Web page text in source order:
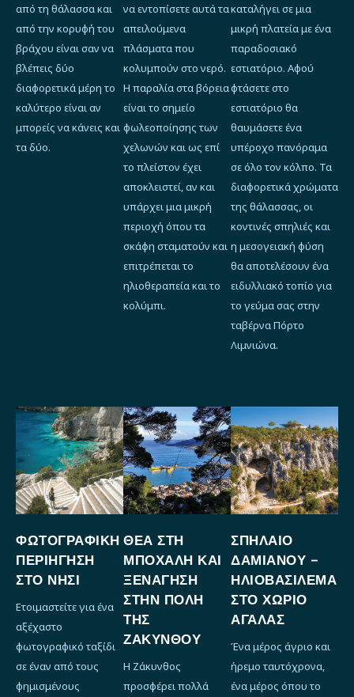
από τη θάλασσα και
από την κορυφή του
βράχου είναι σαν να
βλέπεις δύο
διαφορετικά μέρη το
καλύτερο είναι αν
μπορείς να κάνεις και
τα δύο.
να εντοπίσετε αυτά τα
απειλούμενα
πλάσματα που
κολυμπούν στο νερό.
Η παραλία στα βόρεια
είναι το σημείο
φωλεοποίησης των
χελωνών και ως επί
το πλείστον έχει
αποκλειστεί, αν και
υπάρχει μια μικρή
περιοχή όπου τα
σκάφη σταματούν και
επιτρέπεται το
ηλιοθεραπεία και το
κολύμπι.
καταλήγει σε μια
μικρή πλατεία με ένα
παραδοσιακό
εστιατόριο. Αφού
φτάσετε στο
εστιατόριο θα
θαυμάσετε ένα
υπέροχο πανόραμα
σε όλο τον κόλπο. Τα
διαφορετικά χρώματα
της θάλασσας, οι
κοντινές σπηλιές και
η μεσογειακή φύση
θα αποτελέσουν ένα
ειδυλλιακό τοπίο για
το γεύμα σας στην
ταβέρνα Πόρτο
Λιμνιώνα.
ΦΩΤΟΓΡΑΦΙΚΉ
ΠΕΡΙΉΓΗΣΗ
ΣΤΟ ΝΗΣΊ
Ετοιμαστείτε για ένα
αξέχαστο
φωτογραφικό ταξίδι
σε έναν από τους
φημισμένους
ΘΈΑ ΣΤΗ
ΜΠΌΧΑΛΗ ΚΑΙ
ΞΕΝΆΓΗΣΗ
ΣΤΗΝ ΠΌΛΗ
ΤΗΣ
ΖΑΚΎΝΘΟΥ
Η Ζάκυνθος
προσφέρει πολλά
ΣΠΉΛΑΙΟ
ΔΑΜΙΑΝΟΎ -
ΗΛΙΟΒΑΣΊΛΕΜΑ
ΣΤΟ ΧΩΡΙΌ
ΑΓΑΛΆΣ
Ένα μέρος άγριο και
ήρεμο ταυτόχρονα,
ένα μέρος όπου το